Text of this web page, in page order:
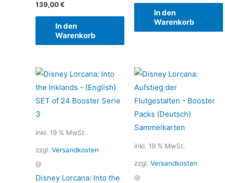
139,00€
In den
Warenkorb
In den
Warenkorb
inkl. 19 % MwSt.
zzgl. Versandkosten
@
Disney Lorcana: Into the
inkl. 19 % MwSt.
zzgl. Versandkosten
@